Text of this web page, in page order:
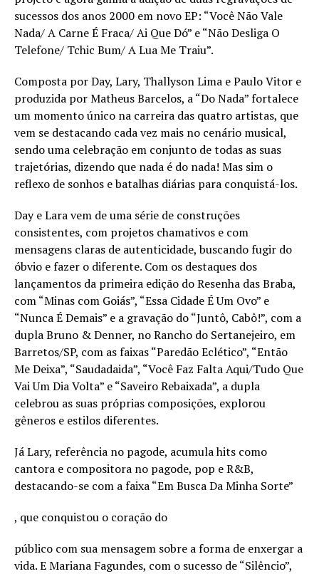
sucessos dos anos 2000 em novo EP: “Você Não Vale
Nada/ A Carne É Fraca/ Ai Que Dó” e “Não Desliga O
Telefone/ Tchic Bum/ A Lua Me Traiu”.
Composta por Day, Lary, Thallyson Lima e Paulo Vitor e
produzida por Matheus Barcelos, a “Do Nada” fortalece
um momento único na carreira das quatro artistas, que
vem se destacando cada vez mais no cenário musical,
sendo uma celebração em conjunto de todas as suas
trajetórias, dizendo que nada é do nada! Mas sim o
reflexo de sonhos e batalhas diárias para conquistá-los.
Day e Lara vem de uma série de construções
consistentes, com projetos chamativos e com
mensagens claras de autenticidade, buscando fugir do
óbvio e fazer o diferente. Com os destaques dos
lançamentos da primeira edição do Resenha das Braba,
com “Minas com Goiás”, “Essa Cidade É Um Ovo” e
“Nunca É Demais” e a gravação do “Juntô, Cabô!”, com a
dupla Bruno & Denner, no Rancho do Sertanejeiro, em
Barretos/SP, com as faixas “Paredão Eclético”, “Então
Me Deixa”, “Saudadaida”, “Você Faz Falta Aqui/Tudo Que
Vai Um Dia Volta” e “Saveiro Rebaixada”, a dupla
celebrou as suas próprias composições, explorou
gêneros e estilos diferentes.
Já Lary, referência no pagode, acumula hits como
cantora e compositora no pagode, pop e R&B,
destacando-se com a faixa “Em Busca Da Minha Sorte”
, que conquistou o coração do
público com sua mensagem sobre a forma de enxergar a
vida. E Mariana Fagundes, com o sucesso de “Silêncio”,